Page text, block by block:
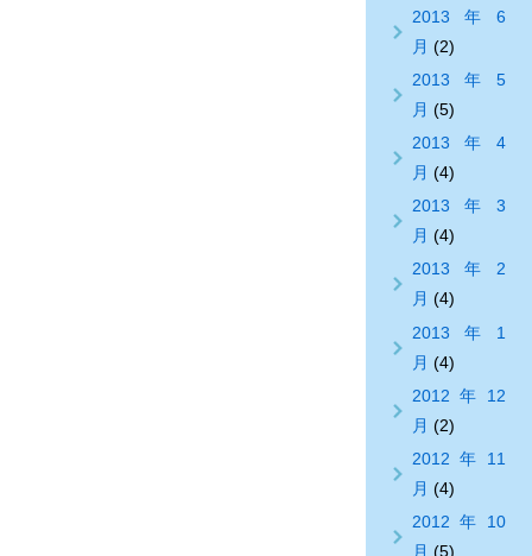
2013年6
月 (2)
2013年5
月 (5)
2013年4
月 (4)
2013年3
月 (4)
2013年2
月 (4)
2013年1
月 (4)
2012年12
月 (2)
2012年11
月 (4)
2012年10
月 (5)